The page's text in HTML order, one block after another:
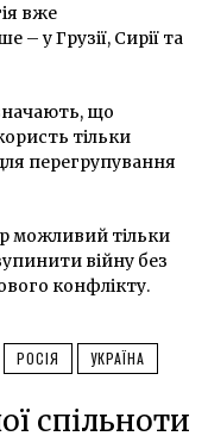
вже
– у Грузії, Сирії та
що
тільки
перегрупування
можливий тільки
війну без
конфлікту.
РОСІЯ УКРАЇНА
спільноти